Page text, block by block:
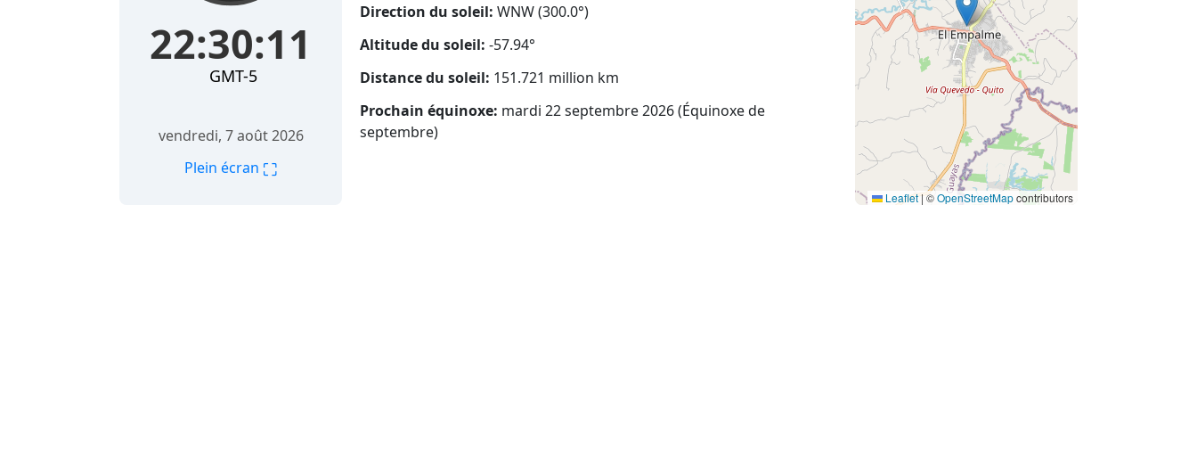
22:30:12
GMT-5
vendredi, 7 août 2026
Plein écran ⛶
Direction du soleil: WNW (300.0°)
Altitude du soleil: -57.94°
Distance du soleil: 151.721 million km
Prochain équinoxe: mardi 22 septembre 2026 (Équinoxe de
septembre)
Leaflet|©OpenStreetMapcontributors